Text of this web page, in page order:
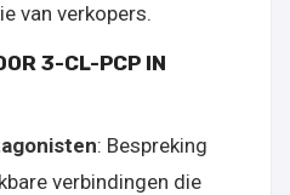
van verkopers.
3-CL-PCP IN
: Bespreking
verbindingen die